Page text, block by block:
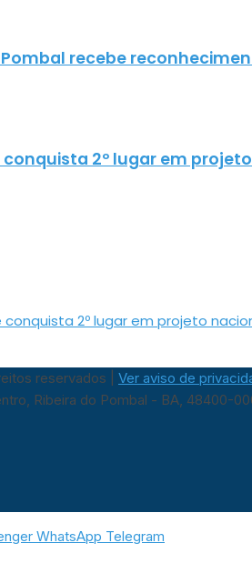
Pombal recebe
2º lugar em
2º lugar em projeto
reservados | Ver aviso de
Ribeira do Pombal - BA, 48400-
WhatsApp Telegram